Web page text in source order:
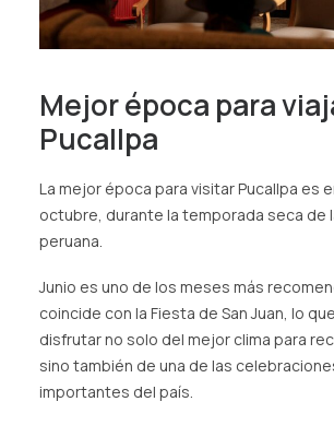
Mejor época para
Pucallpa
La mejor época para visitar Pucallpa es
octubre, durante la temporada seca de
peruana.
Junio es uno de los meses más
coincide con la Fiesta de San Juan, lo
disfrutar no solo del mejor clima para
sino también de una de las
importantes del país.